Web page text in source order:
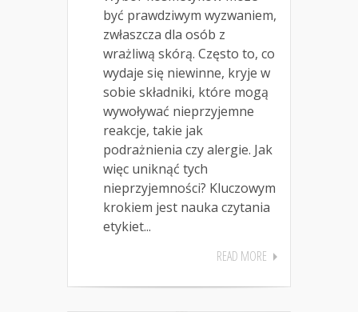
być prawdziwym wyzwaniem,
zwłaszcza dla osób z
wrażliwą skórą. Często to, co
wydaje się niewinne, kryje w
sobie składniki, które mogą
wywoływać nieprzyjemne
reakcje, takie jak
podrażnienia czy alergie. Jak
więc uniknąć tych
nieprzyjemności? Kluczowym
krokiem jest nauka czytania
etykiet...
READ MORE